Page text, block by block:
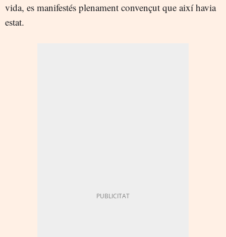
vida, es manifestés plenament convençut que així havia
estat.